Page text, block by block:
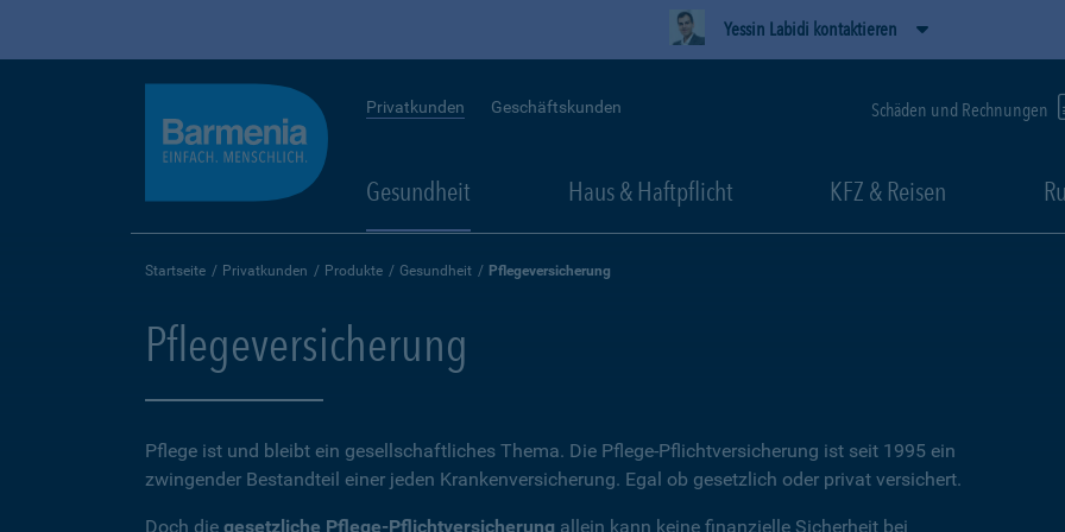
Yessin Labidi kontaktieren
Privatkunden Geschäftskunden Schäden und Rechnungen
Gesundheit Haus & Haftpflicht KFZ & Reisen
Startseite Privatkunden Produkte Gesundheit Pflegeversicherung
Pflegeversicherung
Pflege ist und bleibt ein gesellschaftliches Thema. Die Pflege-Pflichtversicherung ist seit 1995 ein
zwingender Bestandteil einer jeden Krankenversicherung. Egal ob gesetzlich oder privat versichert.
Doch die gesetzliche Pflege-Pflichtversicherung allein kann keine finanzielle Sicherheit bei